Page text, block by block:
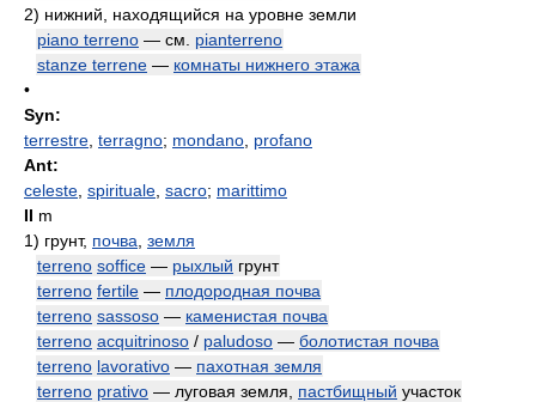
2) нижний, находящийся на уровне земли
piano terreno — см. pianterreno
stanze terrene — комнаты нижнего этажа
•
Syn:
terrestre terragno; mondano profano
Ant:
celeste spirituale sacro; marittimo
II m
1) грунт, почва земля
terreno soffice — рыхлый грунт
terreno fertile — плодородная почва
terreno sassoso — каменистая почва
terreno acquitrinoso / paludoso — болотистая почва
terreno lavorativo — пахотная земля
terreno prativo — луговая земля, пастбищный участок